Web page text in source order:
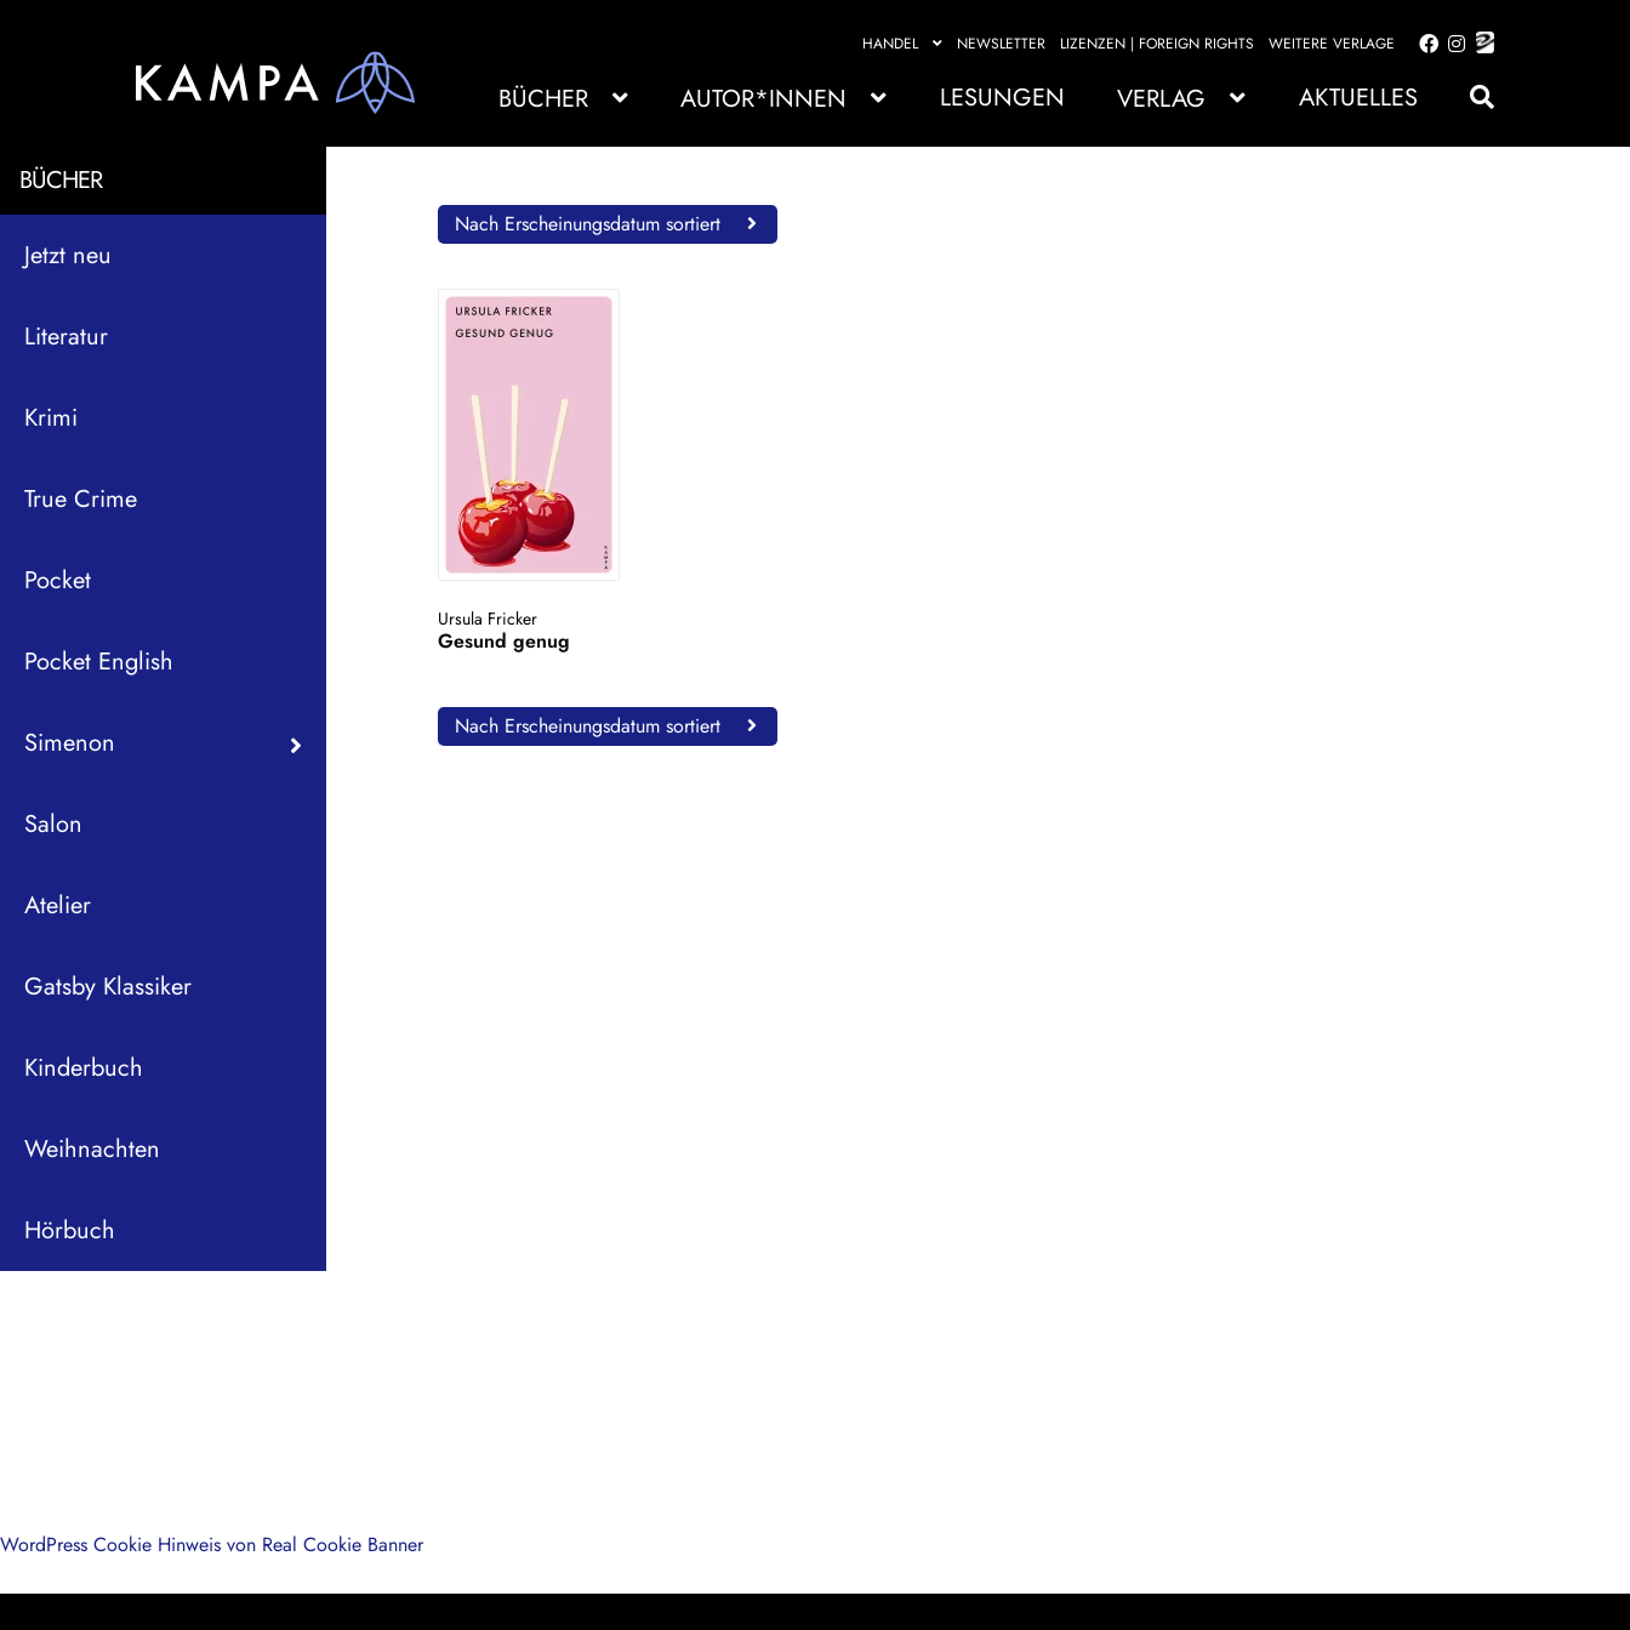
HANDEL NEWSLETTER LIZENZEN | FOREIGN RIGHTS WEITERE VERLAGE
Zur
springen
Zum
springen
BÜCHER AUTOR*INNEN LESUNGEN VERLAG AKTUELLES
BÜCHER
Jetzt neu
Literatur
Krimi
True Crime
Pocket
Pocket English
Simenon
Salon
Atelier
Gatsby Klassiker
Kinderbuch
Weihnachten
Hörbuch
Nach Erscheinungsdatum sortiert
Ursula Fricker
Gesund genug
Nach Erscheinungsdatum sortiert
WordPress Cookie Hinweis von Real Cookie Banner